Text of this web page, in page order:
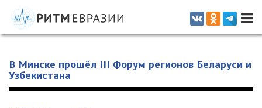
Информационно-аналитическое издание, посвященное актуальным
проблемам интеграции на постсоветском пространстве
В Минске прошёл III Форум регионов Беларуси и
Узбекистана